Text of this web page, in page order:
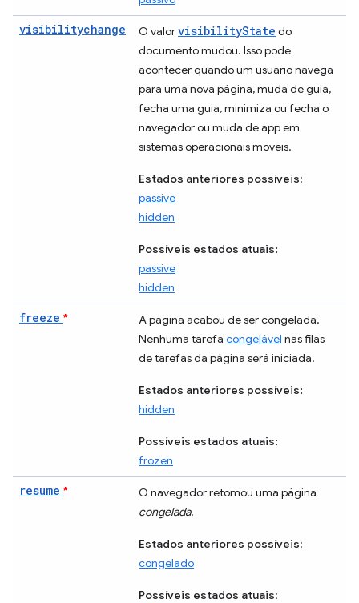
visibilitychange O valorvisibilityState do
documento mudou. Isso pode
acontecer quando um usuário navega
para uma nova página, muda de guia,
fecha uma guia, minimiza ou fecha o
navegador ou muda de app em
sistemas operacionais móveis.
Estados anteriores possíveis:
passive
hidden
Possíveis estados atuais:
passive
hidden
freeze *
A página acabou de ser congelada.
Nenhuma tarefa congelável nas filas
de tarefas da página será iniciada.
Estados anteriores possíveis:
hidden
Possíveis estados atuais:
frozen
resume *
O navegador retomou uma página
congelada.
Estados anteriores possíveis:
congelado
Possíveis estados atuais: